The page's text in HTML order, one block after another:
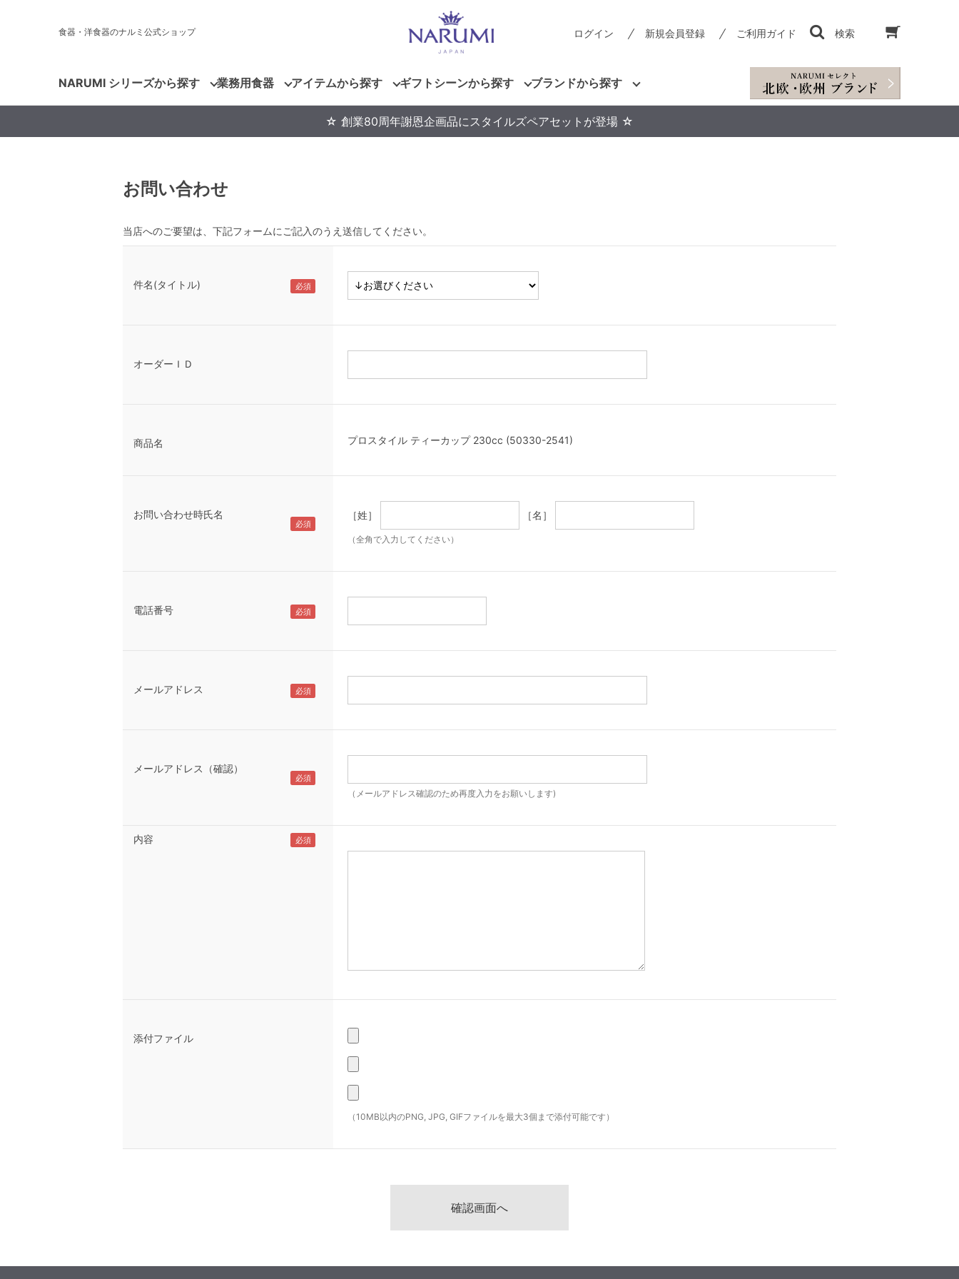
食器・洋食器のナルミ公式ショップ ログイン 新規会員登録 ご利用ガイド 検索
NARUMI シリーズから探す 業務用食器 アイテムから探す ギフトシーンから探す ブランドから探す
☆ 創業80周年謝恩企画品にスタイルズペアセットが登場 ☆
お問い合わせ
当店へのご要望は、下記フォームにご記入のうえ送信してください。
件名(タイトル)
オーダーＩＤ
商品名 プロスタイル ティーカップ 230cc (50330-2541)
お問い合わせ時氏名 ［姓］ ［名］
（全角で入力してください）
電話番号
メールアドレス
メールアドレス（確認）
（メールアドレス確認のため再度入力をお願いします)
内容
添付ファイル
（10MB以内のPNG, JPG, GIFファイルを最大3個まで添付可能です）